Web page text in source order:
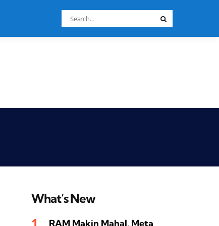
Search
for:
What’s New
RAM Makin Mahal, Meta